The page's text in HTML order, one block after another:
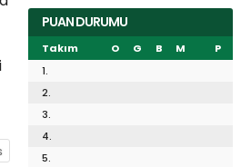
PUAN DURUMU
Takım O G B M
P
1.
2.
3.
4.
5.